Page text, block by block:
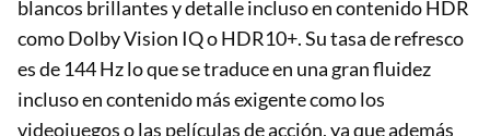
blancos brillantes y detalle incluso en contenido HDR
como Dolby Vision IQ o HDR10+. Su tasa de refresco
es de 144 Hz lo que se traduce en una gran fluidez
incluso en contenido más exigente como los
videojuegos o las películas de acción, ya que además